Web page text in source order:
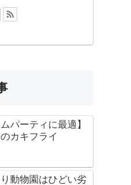
ムパーティに最適】
カキフライ
動物園はひどい劣